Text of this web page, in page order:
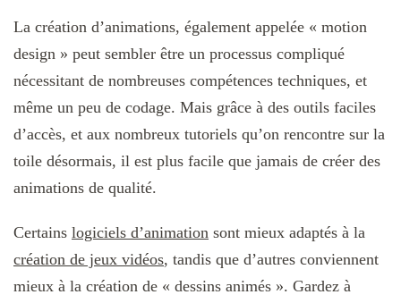
La création d’animations, également appelée « motion
design » peut sembler être un processus compliqué
nécessitant de nombreuses compétences techniques, et
même un peu de codage. Mais grâce à des outils faciles
d’accès, et aux nombreux tutoriels qu’on rencontre sur la
toile désormais, il est plus facile que jamais de créer des
animations de qualité.
Certains logiciels d’animation sont mieux adaptés à la
création de jeux vidéos, tandis que d’autres conviennent
mieux à la création de « dessins animés ». Gardez à